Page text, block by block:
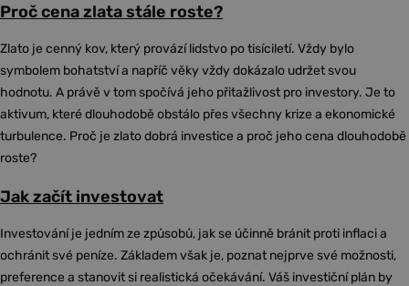
Proč cena zlata stále roste?
Zlato je cenný kov, který provází lidstvo po tisíciletí. Vždy bylo
symbolem bohatství a napříč věky vždy dokázalo udržet svou
hodnotu. A právě v tom spočívá jeho přitažlivost pro investory. Je to
aktivum, které dlouhodobě obstálo přes všechny krize a ekonomické
turbulence. Proč je zlato dobrá investice a proč jeho cena dlouhodobě
roste?
Jak začít investovat
Investování je jedním ze způsobů, jak se účinně bránit proti inflaci a
ochránit své peníze. Základem však je, poznat nejprve své možnosti,
preference a stanovit si realistická očekávání. Váš investiční plán by